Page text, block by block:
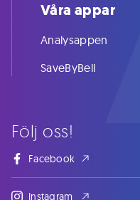
Följ oss!
Facebook
Instagram
Våra appar
Analysappen
SaveByBell